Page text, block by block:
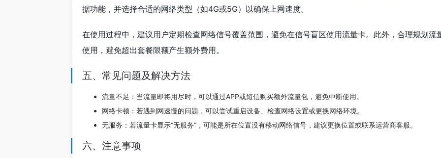
据功能，并选择合适的网络类型（如4G或5G）以确保上网速度。
在使用过程中，建议用户定期检查网络信号覆盖范围，避免在信号盲区使用流量卡。此外，合理规划流
使用，避免超出套餐限额产生额外费用。
五、常见问题及解决方法
流量不足：当流量即将用尽时，可以通过APP或短信购买额外流量包，避免中断使用。
网络卡顿：若遇到网速慢的问题，可以尝试重启设备、检查网络设置或更换网络环境。
无服务：若流量卡显示“无服务”，可能是所在位置没有移动网络信号，建议更换位置或联系运营商客服。
六、注意事项